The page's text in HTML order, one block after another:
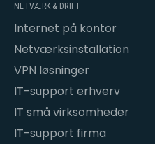
NETVÆRK & DRIFT
Internet på kontor
Netværksinstallation
VPN løsninger
IT-support erhverv
IT små virksomheder
IT-support firma